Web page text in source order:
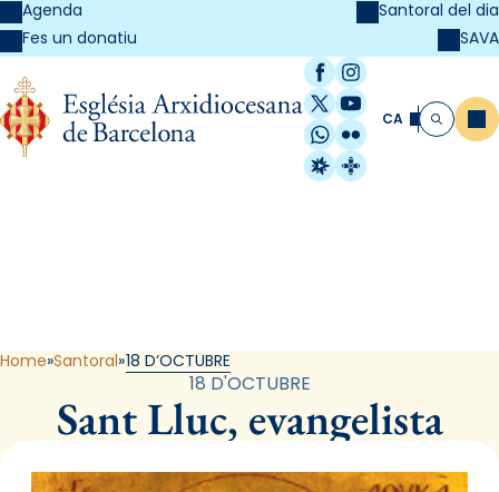
Agenda
Fes un donatiu
Santoral del dia
SAVA
Facebook
Instagram
X / Twitter
YouTube
WhatsApp
Flickr
Radio Estel
Catalunya
CA Cerca
Home Santoral 18 D’OCTUBRE
18 D'OCTUBRE
Sant Lluc, evangelista